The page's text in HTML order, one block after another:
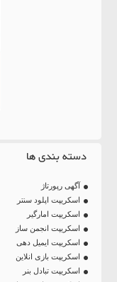
دسته بندی ها
آگهی رپورتاژ
اسکریپت اپلود سنتر
اسکریپت امارگیر
اسکریپت انجمن ساز
اسکریپت ایمیل دهی
اسکریپت بازی انلاین
اسکریپت تبادل بنر